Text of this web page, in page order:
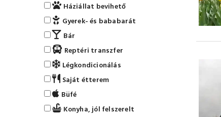
Háziállat bevihető
Gyerek- és bababarát
Bár
Reptéri transzfer
Légkondicionálás
Saját étterem
Büfé
Konyha, jól felszerelt